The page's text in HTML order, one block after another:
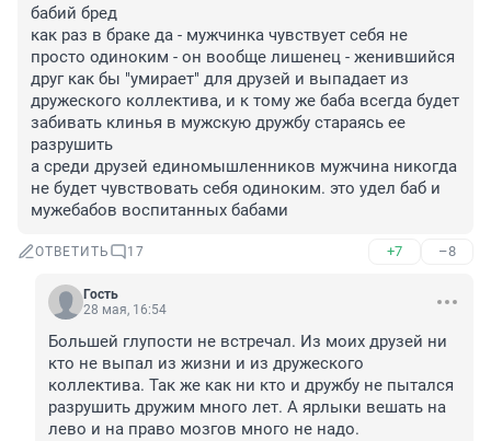
бабий бред
как раз в браке да - мужчинка чувствует себя не
просто одиноким - он вообще лишенец - женившийся
друг как бы "умирает" для друзей и выпадает из
дружеского коллектива, и к тому же баба всегда будет
забивать клинья в мужскую дружбу стараясь ее
разрушить
а среди друзей единомышленников мужчина никогда
не будет чувствовать себя одиноким. это удел баб и
мужебабов воспитанных бабами
ОТВЕТИТЬ 17 +7 –8
Гость
28 мая, 16:54
Большей глупости не встречал. Из моих друзей ни
кто не выпал из жизни и из дружеского
коллектива. Так же как ни кто и дружбу не пытался
разрушить дружим много лет. А ярлыки вешать на
лево и на право мозгов много не надо.